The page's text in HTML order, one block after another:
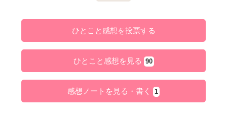
ひとこと感想を投票する
ひとこと感想を見る 90
感想ノートを見る・書く 1